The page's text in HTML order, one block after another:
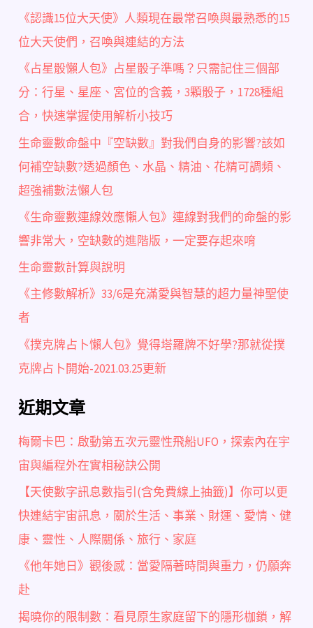
《認識15位大天使》人類現在最常召喚與最熟悉的15
位大天使們，召喚與連結的方法
《占星骰懶人包》占星骰子準嗎？只需記住三個部
分：行星、星座、宮位的含義，3顆骰子，1728種組
合，快速掌握使用解析小技巧
生命靈數命盤中『空缺數』對我們自身的影響?該如
何補空缺數?透過顏色、水晶、精油、花精可調頻、
超強補數法懶人包
《生命靈數連線效應懶人包》連線對我們的命盤的影
響非常大，空缺數的進階版，一定要存起來唷
生命靈數計算與說明
《主修數解析》33/6是充滿愛與智慧的超力量神聖使
者
《撲克牌占卜懶人包》覺得塔羅牌不好學?那就從撲
克牌占卜開始-2021.03.25更新
近期文章
梅爾卡巴：啟動第五次元靈性飛船UFO，探索內在宇
宙與編程外在實相秘訣公開
【天使數字訊息數指引(含免費線上抽籤)】你可以更
快連結宇宙訊息，關於生活、事業、財運、愛情、健
康、靈性、人際關係、旅行、家庭
《他年她日》觀後感：當愛隔著時間與重力，仍願奔
赴
揭曉你的限制數：看見原生家庭留下的隱形枷鎖，解